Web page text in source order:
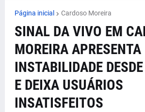
Página inicial Cardoso Moreira
SINAL DA VIVO EM
MOREIRA APRESENTA
INSTABILIDADE
E DEIXA USUÁRIOS
INSATISFEITOS